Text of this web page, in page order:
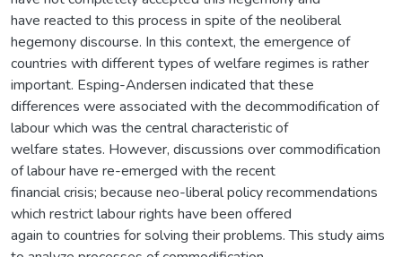
have reacted to this process in spite of the neoliberal
hegemony discourse. In this context, the emergence of
countries with different types of welfare regimes is rather
important. Esping-Andersen indicated that these
differences were associated with the decommodification of
labour which was the central characteristic of
welfare states. However, discussions over commodification
of labour have re-emerged with the recent
financial crisis; because neo-liberal policy recommendations
which restrict labour rights have been offered
again to countries for solving their problems. This study aims